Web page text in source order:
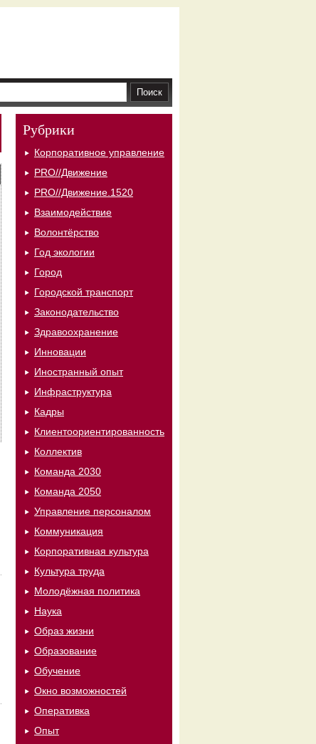
Рубрики
Корпоративное управление
PRO//Движение
PRO//Движение.1520
Взаимодействие
Волонтёрство
Год экологии
Город
Городской транспорт
Законодательство
Здравоохранение
Инновации
Иностранный опыт
Инфраструктура
Кадры
Клиентоориентированность
Коллектив
Команда 2030
Команда 2050
Управление персоналом
Коммуникация
Корпоративная культура
Культура труда
Молодёжная политика
Наука
Образ жизни
Образование
Обучение
Окно возможностей
Оперативка
Опыт